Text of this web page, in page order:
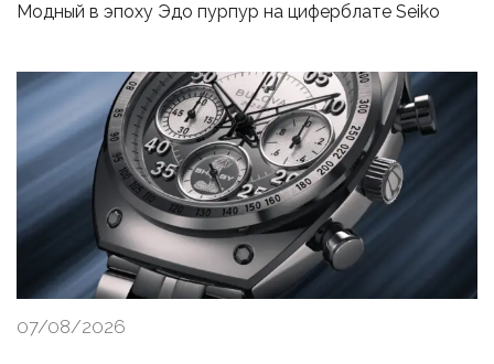
Модный в эпоху Эдо пурпур на циферблате Seiko
07/08/2026